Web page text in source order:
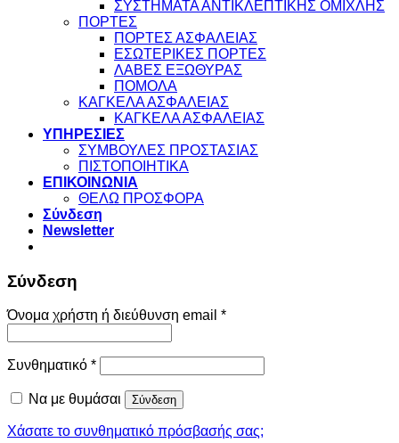
ΣΥΣΤΗΜΑΤΑ ΑΝΤΙΚΛΕΠΤΙΚΗΣ ΟΜΙΧΛΗΣ
ΠΟΡΤΕΣ
ΠΟΡΤΕΣ ΑΣΦΑΛΕΙΑΣ
ΕΣΩΤΕΡΙΚΕΣ ΠΟΡΤΕΣ
ΛΑΒΕΣ ΕΞΩΘΥΡΑΣ
ΠΟΜΟΛΑ
ΚΑΓΚΕΛΑ ΑΣΦΑΛΕΙΑΣ
ΚΑΓΚΕΛΑ ΑΣΦΑΛΕΙΑΣ
ΥΠΗΡΕΣΙΕΣ
ΣΥΜΒΟΥΛΕΣ ΠΡΟΣΤΑΣΙΑΣ
ΠΙΣΤΟΠΟΙΗΤΙΚΑ
ΕΠΙΚΟΙΝΩΝΙΑ
ΘΕΛΩ ΠΡΟΣΦΟΡΑ
Σύνδεση
Newsletter
Σύνδεση
Όνομα χρήστη ή διεύθυνση email *Απαιτείται
Συνθηματικό *Απαιτείται
Να με θυμάσαι Σύνδεση
Χάσατε το συνθηματικό πρόσβασής σας;